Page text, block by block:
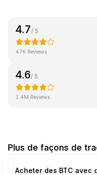
4.7 / 5
47K Reviews
4.6/ 5
1.4M Reviews
Plus de façons de
Acheter des BTC avec